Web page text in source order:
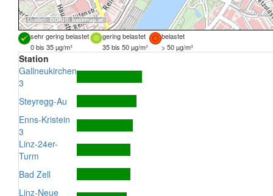
Quellen: DORIS,basemap.at
sehr gering belastet gering belastet
belastet
0 bis 35 µg/m³
35 bis 50 µg/m³ > 50 µg/m³
Station
Gallneukirchen
3
Steyregg-Au
Enns-Kristein
3
Linz-24er-
Turm
Bad Zell
Linz-Neue